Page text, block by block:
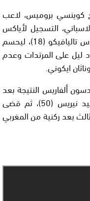
كوينسي بروميس، لاعب
التسجيل لأياكس
برأسه بعد تمريرة من الارجنتيني نيكولاس تاليافيكو (18)، ليحسم
ليل على المرتدات وعدم
ايكوني.
ألفاريس النتيجة بعد
عمل جماعي وتمريرة من البرازيلي دافيد نيريس (50)، ثم قضى
بعد ركنية من المغربي